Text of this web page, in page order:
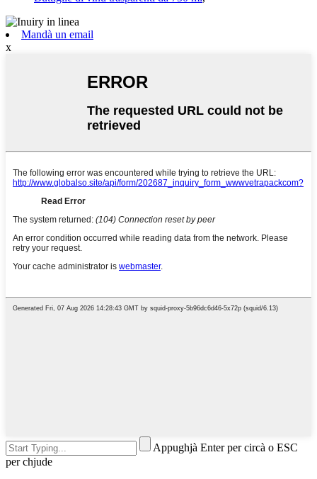
Mandà un email
x
Appughjà Enter per circà o ESC
per chjude